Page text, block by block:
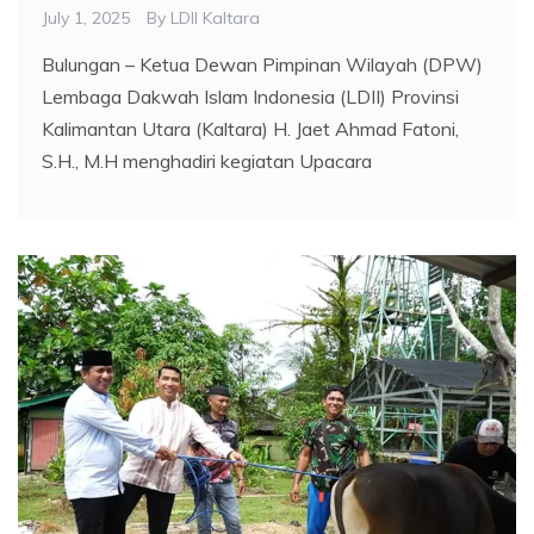
July 1, 2025 By LDII Kaltara
Bulungan – Ketua Dewan Pimpinan Wilayah (DPW)
Lembaga Dakwah Islam Indonesia (LDII) Provinsi
Kalimantan Utara (Kaltara) H. Jaet Ahmad Fatoni,
S.H., M.H menghadiri kegiatan Upacara